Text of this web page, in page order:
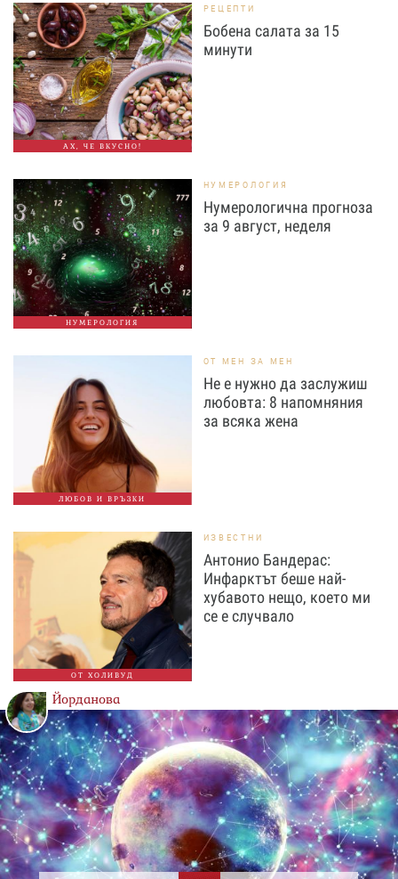
АХ, ЧЕ ВКУСНО!
РЕЦЕПТИ
Бобена салата за 15
минути
НУМЕРОЛОГИЯ
НУМЕРОЛОГИЯ
Нумерологична прогноза
за 9 август, неделя
ЛЮБОВ И ВРЪЗКИ
ОТ МЕН ЗА МЕН
Не е нужно да заслужиш
любовта: 8 напомняния
за всяка жена
ОТ ХОЛИВУД
ИЗВЕСТНИ
Антонио Бандерас:
Инфарктът беше най-
хубавото нещо, което ми
се е случвало
Йорданова